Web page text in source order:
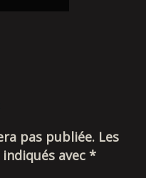
pas publiée. Les
avec *